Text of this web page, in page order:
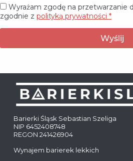
Wyrażam zgodę na przetwarzanie
zgodnie z polityką prywatności *
Barierki Śląsk Sebastian Szeliga
NIP 6452408748
REGON 241426904
Wynajem barierek lekkich